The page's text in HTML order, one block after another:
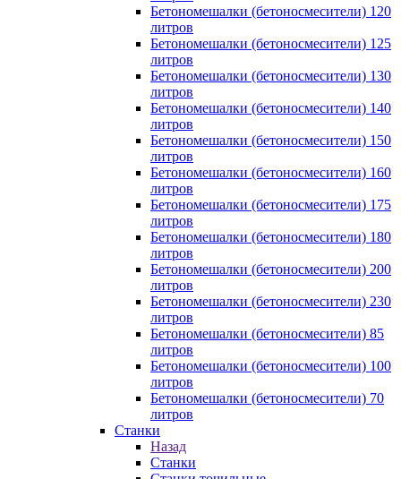
Бетономешалки (бетоносмесители) 120
литров
Бетономешалки (бетоносмесители) 125
литров
Бетономешалки (бетоносмесители) 130
литров
Бетономешалки (бетоносмесители) 140
литров
Бетономешалки (бетоносмесители) 150
литров
Бетономешалки (бетоносмесители) 160
литров
Бетономешалки (бетоносмесители) 175
литров
Бетономешалки (бетоносмесители) 180
литров
Бетономешалки (бетоносмесители) 200
литров
Бетономешалки (бетоносмесители) 230
литров
Бетономешалки (бетоносмесители) 85
литров
Бетономешалки (бетоносмесители) 100
литров
Бетономешалки (бетоносмесители) 70
литров
Станки
Назад
Станки